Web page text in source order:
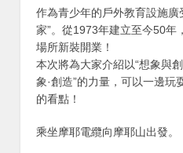
作為青少年的戶外教育設施廣
家”。從1973年建立至今50年
場所新裝開業！
本次將為大家介紹以“想象與
象·創造”的力量，可以一邊
的看點！
乘坐摩耶電纜向摩耶山出發。